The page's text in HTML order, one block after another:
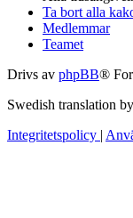
Ta bort alla
Medlemmar
Teamet
Drivs av phpBB®
Swedish translation by
Integritetspolicy |